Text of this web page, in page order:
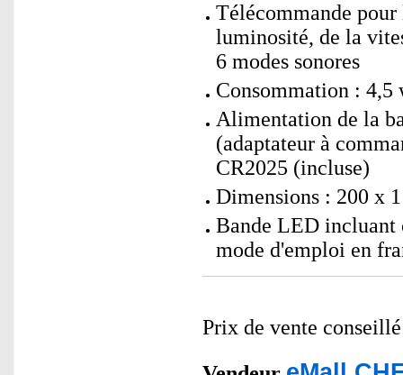
Télécommande
luminosité, de la
6 modes sonores
Consommation : 4,5
Alimentation de la
(adaptateur à
CR2025 (incluse)
Dimensions : 200 x
Bande LED incluant
mode d'emploi en
Prix de vente